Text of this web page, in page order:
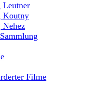
Leutner
Koutny
Nehez
Filme